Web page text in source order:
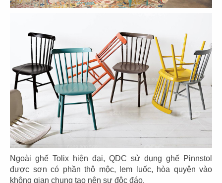
Ngoài ghế Tolix hiện đại, QDC sử dụng ghế Pinnstol
được sơn có phần thô mộc, lem luốc, hòa quyện vào
không gian chung tạo nên sự độc đáo.
51
BAOZ DIMSUM
CN Nguyễn Tri Phương
52
BAOZ HOTPOT
CN Nguyễn Tri Phương - Q.5
53
BẮC KIM THANG
54
BẮC KIM THANG